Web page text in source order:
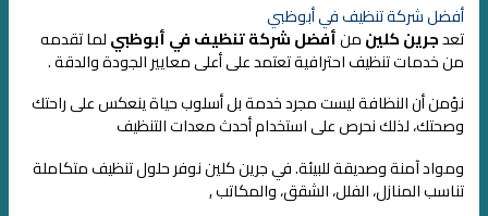
أفضل شركة تنظيف في أبوظبي
تعدجرين كلينمنأفضل شركة تنظيف في أبوظبيلما تقدمه
من خدمات تنظيف احترافية تعتمد على أعلى معايير الجودة والدقة .
نؤمن أن النظافة ليست مجرد خدمة بل أسلوب حياة ينعكس على راحتك
وصحتك، لذلك نحرص على استخدام أحدث معدات التنظيف
ومواد آمنة وصديقة للبيئة. في جرين كلين نوفر حلول تنظيف متكاملة
تناسب المنازل، الفلل، الشقق، والمكاتب ,